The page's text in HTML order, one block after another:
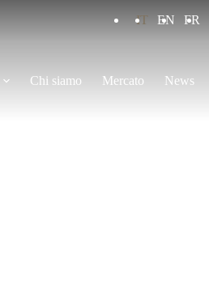
IT EN FR
Chi siamo Mercato News